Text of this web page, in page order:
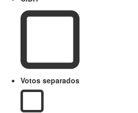
Votos separados